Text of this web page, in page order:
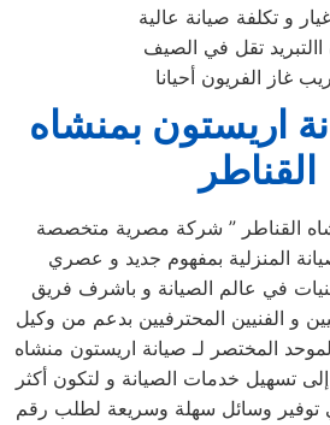
اريستون بمنشاه
القناطر
القناطر ” شركة مصرية متخصصة
المنزلية بمفهوم جديد و عصري
في عالم الصيانة و باشرف فريق
و الفنيين المحترفيين بدعم من وكيل
المختصر لـ صيانة اريستون منشاه
تسهيل خدمات الصيانة و لتكون أكثر
توفير وسائل سهلة وسريعة لطلب رقم